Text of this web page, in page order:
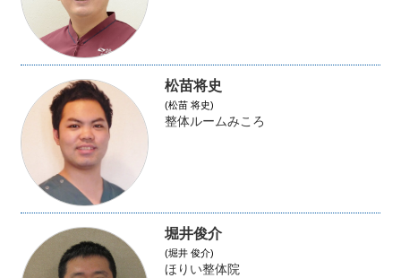
松苗将史
(松苗 将史)
整体ルームみころ
堀井俊介
(堀井 俊介)
ほりい整体院